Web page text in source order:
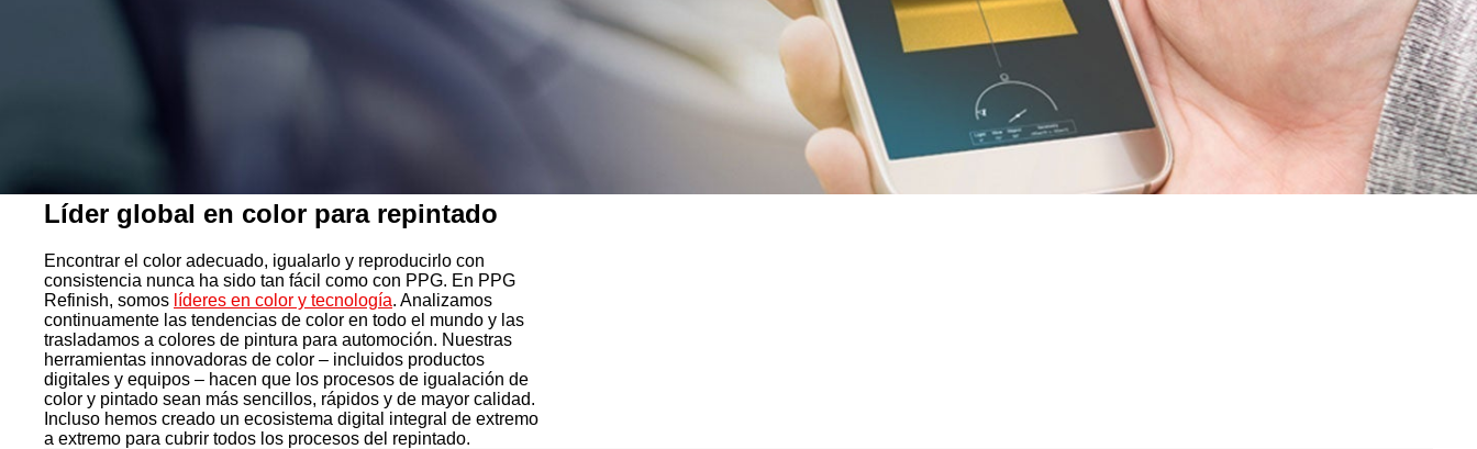
Líder global en color para repintado
Encontrar el color adecuado, igualarlo y reproducirlo con
consistencia nunca ha sido tan fácil como con PPG. En PPG
Refinish, somos líderes en color y tecnología. Analizamos
continuamente las tendencias de color en todo el mundo y las
trasladamos a colores de pintura para automoción. Nuestras
herramientas innovadoras de color – incluidos productos
digitales y equipos – hacen que los procesos de igualación de
color y pintado sean más sencillos, rápidos y de mayor calidad.
Incluso hemos creado un ecosistema digital integral de extremo
a extremo para cubrir todos los procesos del repintado.